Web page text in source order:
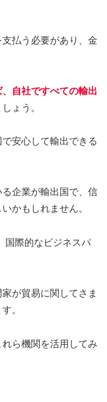
払う必要があり、金
自社ですべての輸出
しょう。
安心して輸出できる
企業が輸出国で、信
かもしれません。
国際的なビジネスパ
が貿易に関してさま
。
ら機関を活用してみ